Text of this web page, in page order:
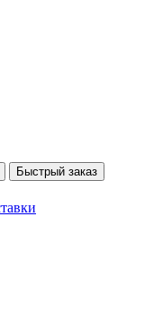
Быстрый заказ